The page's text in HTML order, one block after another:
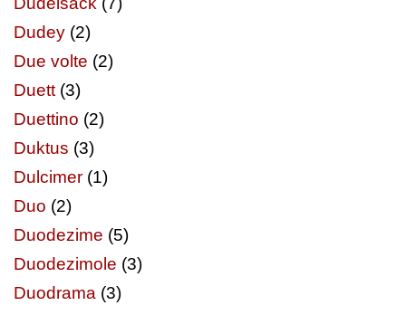
Dudey (2)
Due volte (2)
Duett (3)
Duettino (2)
Duktus (3)
Dulcimer (1)
Duo (2)
Duodezime (5)
Duodezimole (3)
Duodrama (3)